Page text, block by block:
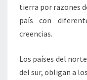
tierra por razones
país con
creencias.
Los países del
del sur, obligan a